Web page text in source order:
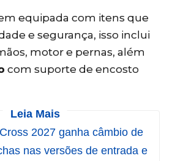
equipada com itens que
e segurança, isso inclui
motor e pernas, além
com suporte de encosto
Leia Mais
2027 ganha câmbio de
nas versões de entrada e